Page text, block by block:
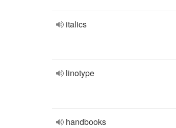
italics
linotype
handbooks